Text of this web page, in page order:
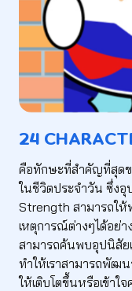
24
คือทักษะที่สำคัญที่สุดข
ในชีวิตประจำวัน ซึ่ง
Strength สามารถให้
เหตุการณ์ต่างๆได้อย่
สามารถค้นพบอุปนิสัย
ทำให้เราสามารถพัฒ
ให้เติบโตขึ้นหรือเข้าใ